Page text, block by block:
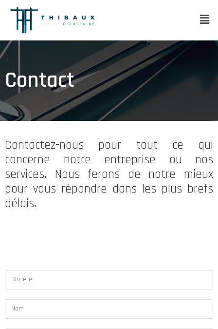
Contact
Contactez-nous pour tout ce qui
concerne notre entreprise ou nos
services. Nous ferons de notre mieux
pour vous répondre dans les plus brefs
délais.